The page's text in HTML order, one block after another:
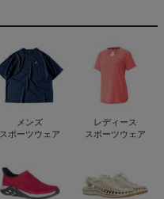
メンズ
スポーツウェア
レディース
スポーツウェア